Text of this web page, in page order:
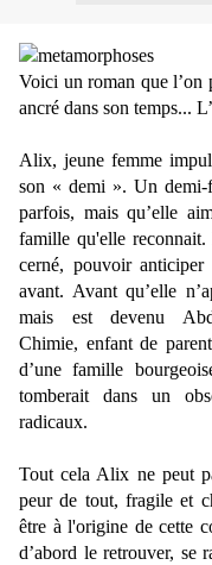
Voici un roman que l’on
ancré dans son temps...
Alix, jeune femme
son « demi ». Un demi-
parfois, mais qu’elle
famille qu'elle
cerné, pouvoir anticiper
avant. Avant qu’elle
mais est devenu
Chimie, enfant de
d’une famille
tomberait dans un
radicaux.
Tout cela Alix ne peut
peur de tout, fragile et
être à l'origine de cette
d’abord le retrouver, se